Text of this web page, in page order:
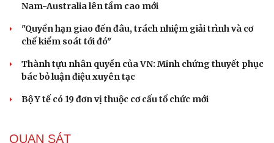
Nam-Australia lên tầm cao mới
"Quyền hạn giao đến đâu, trách nhiệm giải trình và cơ
chế kiểm soát tới đó"
Thành tựu nhân quyền của VN: Minh chứng thuyết phục
bác bỏ luận điệu xuyên tạc
Bộ Y tế có 19 đơn vị thuộc cơ cấu tổ chức mới
QUAN SÁT